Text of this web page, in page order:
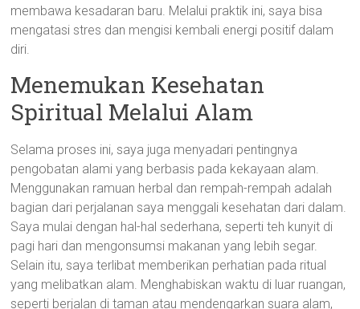
membawa kesadaran baru. Melalui praktik ini, saya bisa
mengatasi stres dan mengisi kembali energi positif dalam
diri.
Menemukan Kesehatan
Spiritual Melalui Alam
Selama proses ini, saya juga menyadari pentingnya
pengobatan alami yang berbasis pada kekayaan alam.
Menggunakan ramuan herbal dan rempah-rempah adalah
bagian dari perjalanan saya menggali kesehatan dari dalam.
Saya mulai dengan hal-hal sederhana, seperti teh kunyit di
pagi hari dan mengonsumsi makanan yang lebih segar.
Selain itu, saya terlibat memberikan perhatian pada ritual
yang melibatkan alam. Menghabiskan waktu di luar ruangan,
seperti berjalan di taman atau mendengarkan suara alam,